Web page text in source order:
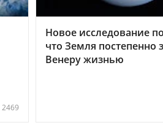
2469
Новое исследование
что Земля постепенно
Венеру жизнью